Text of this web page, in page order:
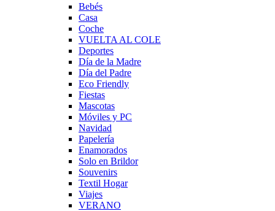
Bebés
Casa
Coche
VUELTA AL COLE
Deportes
Día de la Madre
Día del Padre
Eco Friendly
Fiestas
Mascotas
Móviles y PC
Navidad
Papelería
Enamorados
Solo en Brildor
Souvenirs
Textil Hogar
Viajes
VERANO